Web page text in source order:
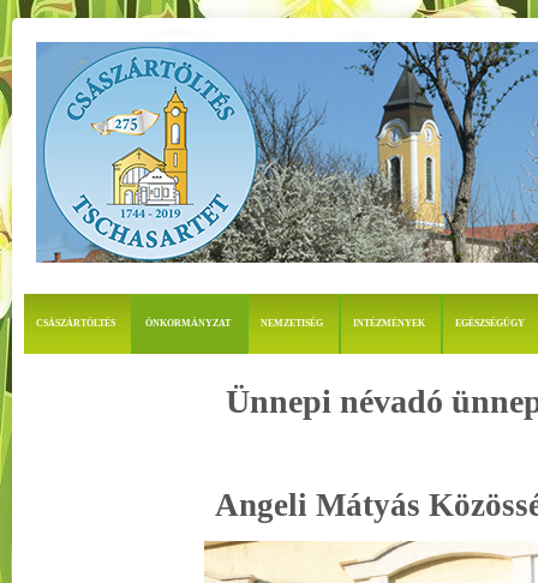
CSÁSZÁRTÖLTÉS ÖNKORMÁNYZAT NEMZETISÉG INTÉZMÉNYEK EGÉSZSÉGÜGY
Ünnepi névadó
Angeli Mátyás